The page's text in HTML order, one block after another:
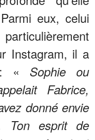
eux, celui
Instagram, il a
: « Sophie ou
Fabrice,
donné envie
Ton esprit de